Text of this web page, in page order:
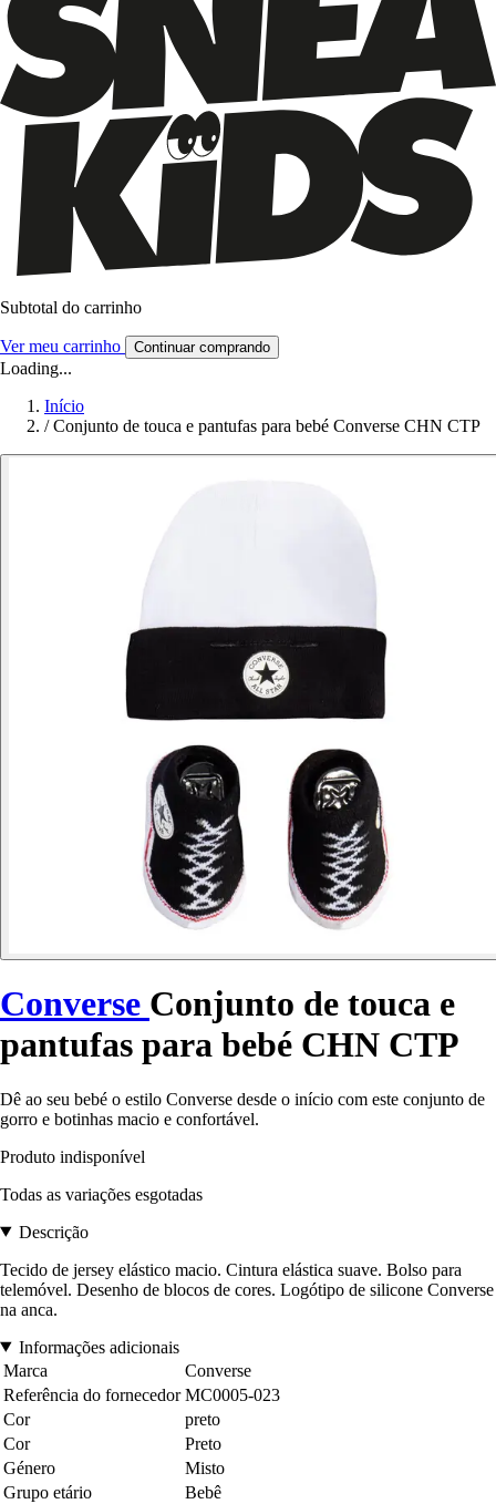
Subtotal do carrinho
Ver meu carrinho Continuar comprando
Loading...
Início
/ Conjunto de touca e pantufas para bebé Converse CHN CTP
Converse Conjunto de touca e
pantufas para bebé CHN CTP
Dê ao seu bebé o estilo Converse desde o início com este conjunto de
gorro e botinhas macio e confortável.
Produto indisponível
Todas as variações esgotadas
Descrição
Tecido de jersey elástico macio. Cintura elástica suave. Bolso para
telemóvel. Desenho de blocos de cores. Logótipo de silicone Converse
na anca.
Informações adicionais
Marca
Converse
Referência do fornecedor MC0005-023
Cor
preto
Cor
Preto
Género
Misto
Grupo etário
Bebê